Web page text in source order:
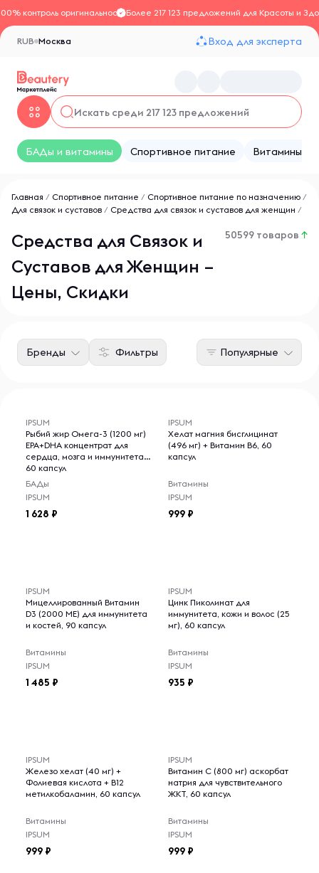
контроль оригинальностиБолее 217 123 предложений для Красоты и
Москва
RUB Вход для эксперта
БАДы и витамины Спортивное питание Витамины
Главная / Спортивное питание / Спортивное питание по назначению /
Для связок и суставов / Средства для связок и суставов для женщин /
Средства для Связок и
Суставов для Женщин –
Цены, Скидки
50599 товаров ↑
Фильтры
Бренды Популярные
IPSUM
Рыбий жир Омега-3 (1200 мг)
EPA+DHA концентрат для
сердца, мозга и иммунитета,
60 капсул
БАДы
IPSUM
1 628
IPSUM
Хелат магния бисглицинат
(496 мг) + Витамин B6, 60
капсул
Витамины
IPSUM
999
IPSUM
Мицеллированный Витамин
D3 (2000 МЕ) для иммунитета
и костей, 90 капсул
Витамины
IPSUM
1 485
IPSUM
Цинк Пиколинат для
иммунитета, кожи и волос (25
мг), 60 капсул
Витамины
IPSUM
935
IPSUM
Железо хелат (40 мг) +
Фолиевая кислота + B12
метилкобаламин, 60 капсул
Витамины
IPSUM
999
IPSUM
Витамин С (800 мг) аскорбат
натрия для чувствительного
ЖКТ, 60 капсул
Витамины
IPSUM
999